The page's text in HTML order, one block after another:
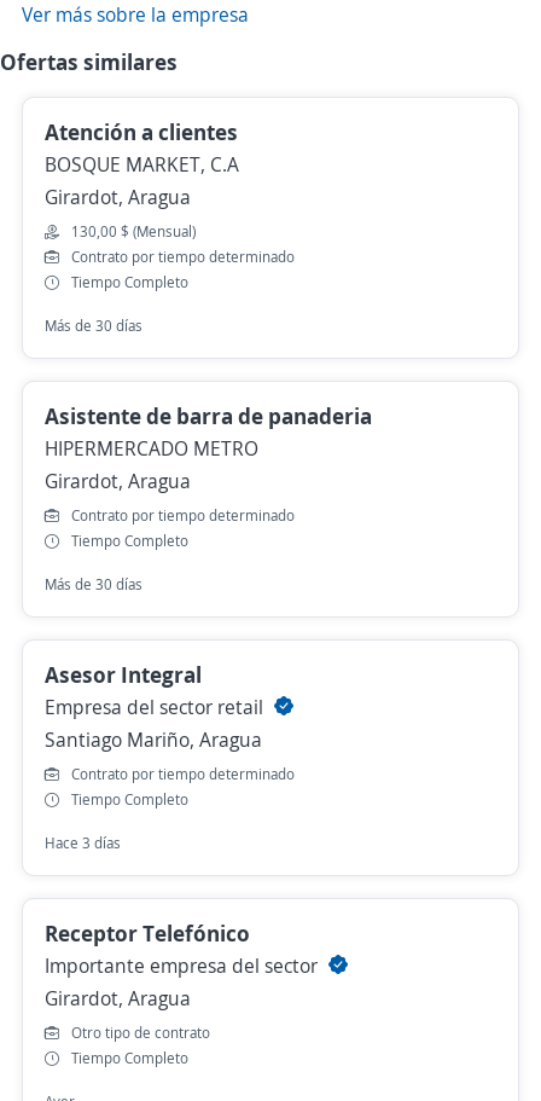
Ver más sobre la empresa
Ofertas similares
Atención a clientes
BOSQUE MARKET, C.A
Girardot, Aragua
130,00 $ (Mensual)
Contrato por tiempo determinado
Tiempo Completo
Más de 30 días
Asistente de barra de panaderia
HIPERMERCADO METRO
Girardot, Aragua
Contrato por tiempo determinado
Tiempo Completo
Más de 30 días
Asesor Integral
Empresa del sector retail
Santiago Mariño, Aragua
Contrato por tiempo determinado
Tiempo Completo
Hace 3 días
Receptor Telefónico
Importante empresa del sector
Girardot, Aragua
Otro tipo de contrato
Tiempo Completo